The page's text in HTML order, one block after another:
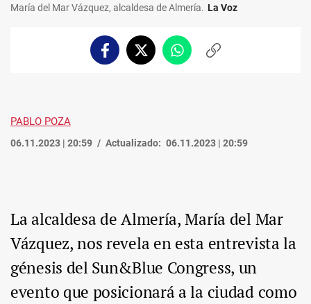
María del Mar Vázquez, alcaldesa de Almería. La Voz
FacebookTwitterWhatsappCopiar
PABLO POZA
06.11.2023 | 20:59 Actualizado: 06.11.2023 | 20:59
La alcaldesa de Almería, María del Mar
Vázquez, nos revela en esta entrevista la
génesis del Sun&Blue Congress, un
evento que posicionará a la ciudad como